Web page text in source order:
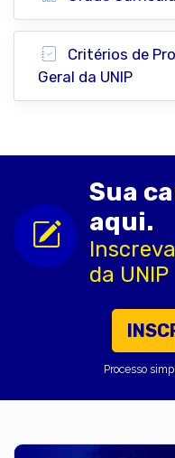
Critérios de
Geral da UNIP
Sua
aqui.
da UNIP
Processo